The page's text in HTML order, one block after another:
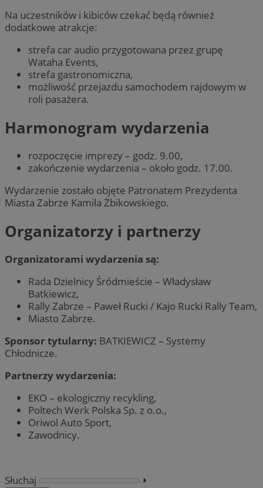
Na uczestników i kibiców czekać będą również
dodatkowe atrakcje:
strefa car audio przygotowana przez grupę
Wataha Events,
strefa gastronomiczna,
możliwość przejazdu samochodem rajdowym w
roli pasażera.
Harmonogram wydarzenia
rozpoczęcie imprezy – godz. 9.00,
zakończenie wydarzenia – około godz. 17.00.
Wydarzenie zostało objęte Patronatem Prezydenta
Miasta Zabrze Kamila Żbikowskiego.
Organizatorzy i partnerzy
Organizatorami wydarzenia są:
Rada Dzielnicy Śródmieście – Władysław
Batkiewicz,
Rally Zabrze – Paweł Rucki / Kajo Rucki Rally Team,
Miasto Zabrze.
Sponsor tytularny: BATKIEWICZ – Systemy
Chłodnicze.
Partnerzy wydarzenia:
EKO – ekologiczny recykling,
Poltech Werk Polska Sp. z o.o.,
Oriwol Auto Sport,
Zawodnicy.
Słuchaj ⏵︎